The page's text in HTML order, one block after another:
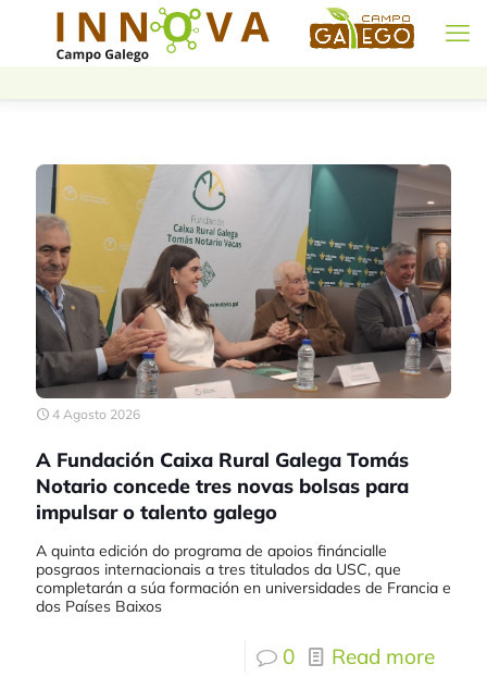
4 Agosto 2026
A Fundación Caixa Rural Galega Tomás
Notario concede tres novas bolsas para
impulsar o talento galego
A quinta edición do programa de apoios fináncialle
posgraos internacionais a tres titulados da USC, que
completarán a súa formación en universidades de Francia e
dos Países Baixos
0 Read more